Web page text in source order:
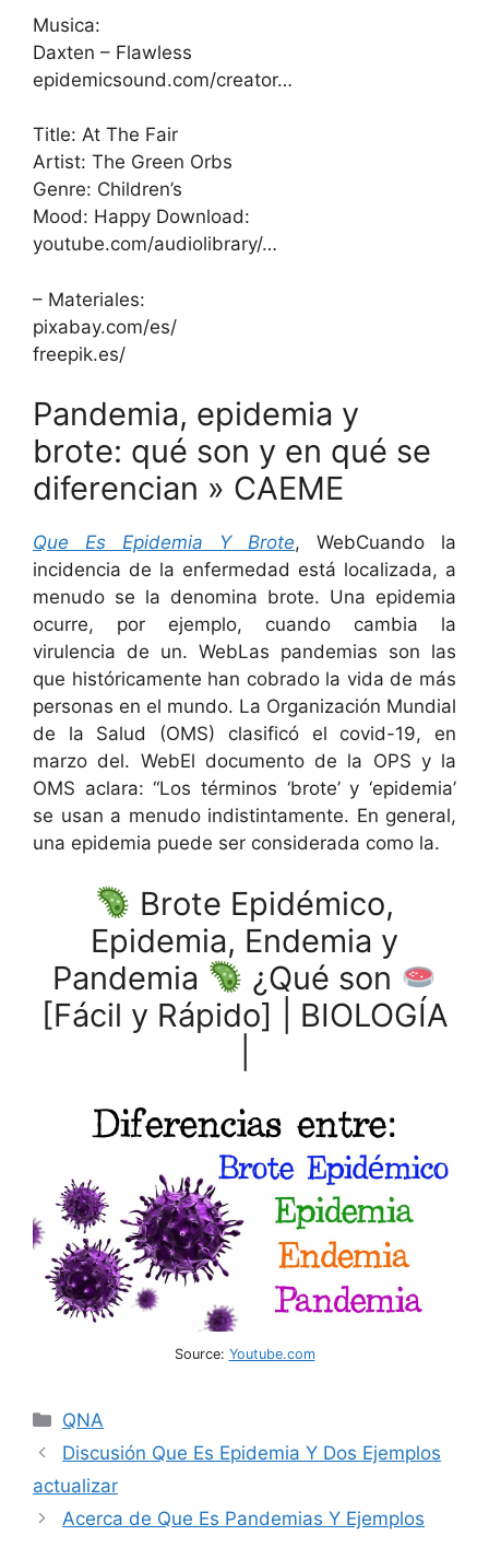
Musica:
Daxten – Flawless
epidemicsound.com/creator…
Title: At The Fair
Artist: The Green Orbs
Genre: Children’s
Mood: Happy Download:
youtube.com/audiolibrary/…
– Materiales:
pixabay.com/es/
freepik.es/
Pandemia, epidemia y
brote: qué son y en qué se
diferencian » CAEME
Que Es Epidemia Y Brote, WebCuando la
incidencia de la enfermedad está localizada, a
menudo se la denomina brote. Una epidemia
ocurre, por ejemplo, cuando cambia la
virulencia de un. WebLas pandemias son las
que históricamente han cobrado la vida de más
personas en el mundo. La Organización Mundial
de la Salud (OMS) clasificó el covid-19, en
marzo del. WebEl documento de la OPS y la
OMS aclara: “Los términos ‘brote’ y ‘epidemia’
se usan a menudo indistintamente. En general,
una epidemia puede ser considerada como la.
Brote Epidémico,
Epidemia, Endemia y
Pandemia
¿Qué son
[Fácil y Rápido] | BIOLOGÍA
Source: Youtube.com
Categories
QNA
Discusión Que Es Epidemia Y Dos Ejemplos
actualizar
Acerca de Que Es Pandemias Y Ejemplos